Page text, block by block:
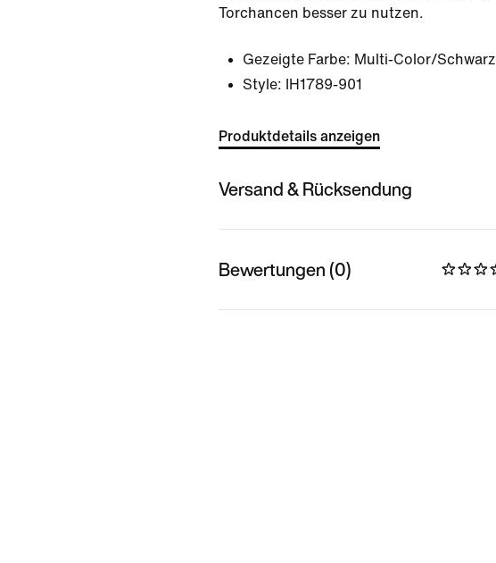
Torchancen besser zu nutzen.
Gezeigte Farbe: Multi-Color/Schwarz
Style:
IH1789-901
Produktdetails anzeigen
Versand & Rücksendung
Bewertungen (0)